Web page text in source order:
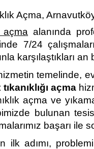
Açma,
açma alanında
7/24
karşılaştıkları
temelinde,
açma
açma ve
bulunan
başarı ile
ilk adımı,